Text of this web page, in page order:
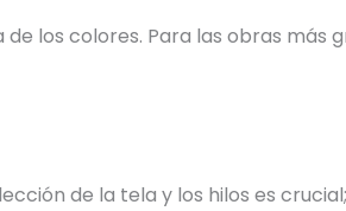
los colores. Para las obras más
de la tela y los hilos es